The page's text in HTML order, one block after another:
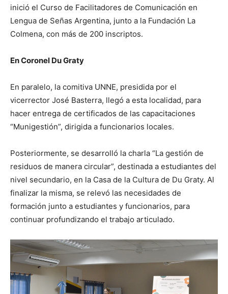
inició el Curso de Facilitadores de Comunicación en
Lengua de Señas Argentina, junto a la Fundación La
Colmena, con más de 200 inscriptos.
En Coronel Du Graty
En paralelo, la comitiva UNNE, presidida por el
vicerrector José Basterra, llegó a esta localidad, para
hacer entrega de certificados de las capacitaciones
“Munigestión”, dirigida a funcionarios locales.
Posteriormente, se desarrolló la charla “La gestión de
residuos de manera circular”, destinada a estudiantes del
nivel secundario, en la Casa de la Cultura de Du Graty. Al
finalizar la misma, se relevó las necesidades de
formación junto a estudiantes y funcionarios, para
continuar profundizando el trabajo articulado.